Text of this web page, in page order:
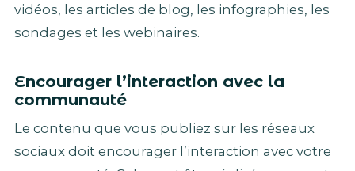
vidéos, les articles de blog, les infographies, les
sondages et les webinaires.
Encourager l’interaction avec la
communauté
Le contenu que vous publiez sur les réseaux
sociaux doit encourager l’interaction avec votre